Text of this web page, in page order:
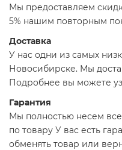
Мы предоставляем
5% нашим повторным
Доставка
У нас одни из самых
Новосибирске. Мы
Подробнее вы можете
Гарантия
Мы полностью несем все
по товару У вас есть
обменять товар или